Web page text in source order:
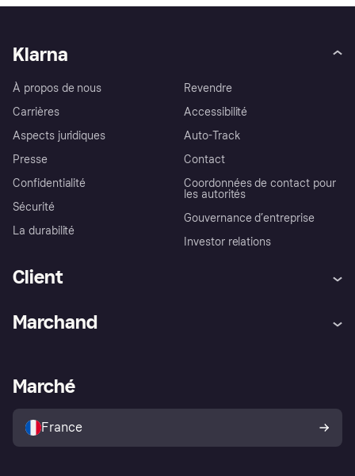
Klarna
À propos de nous
Carrières
Aspects juridiques
Presse
Confidentialité
Sécurité
La durabilité
Revendre
Accessibilité
Auto-Track
Contact
Coordonnées de contact pour
les autorités
Gouvernance d’entreprise
Investor relations
Client
Explorez les magasins
Politique de protection de
l’acheteur Klarna
Marchand
Portail Marchand
Marché
France